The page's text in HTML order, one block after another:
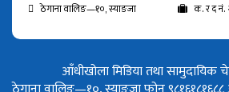
ठेगाना वालिङ—१०, स्याङजा
क. र द
आँधीखोला मिडिया तथा सामुदायिक